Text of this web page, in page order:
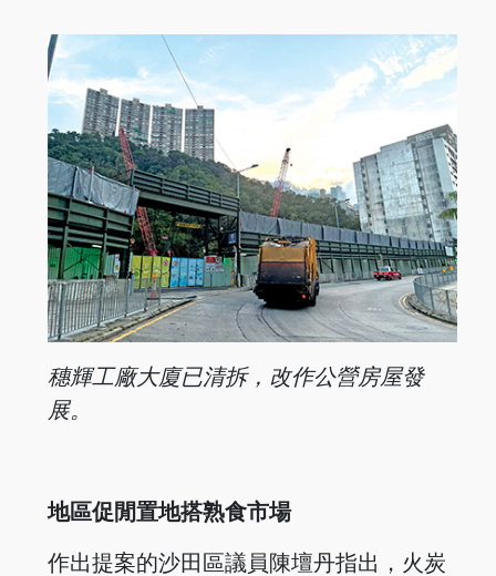
穗輝工廠大廈已清拆，改作公營房屋發
展。
地區促閒置地搭熟食市場
作出提案的沙田區議員陳壇丹指出，火炭